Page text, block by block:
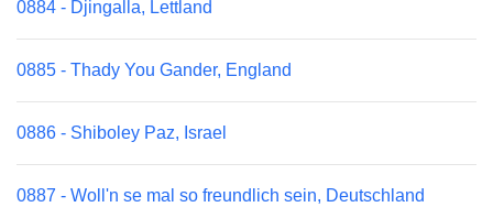
0884 - Djingalla, Lettland
0885 - Thady You Gander, England
0886 - Shiboley Paz, Israel
0887 - Woll'n se mal so freundlich sein, Deutschland